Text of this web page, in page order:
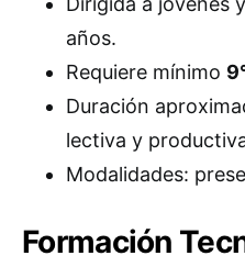
años.
Requiere mínimo
Duración
lectiva y
Modalidades:
Formación